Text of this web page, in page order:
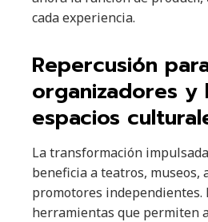
cada experiencia.
Repercusión
organizadores y
espacios
La transformación
beneficia a teatros, museos,
promotores independientes.
herramientas que permiten